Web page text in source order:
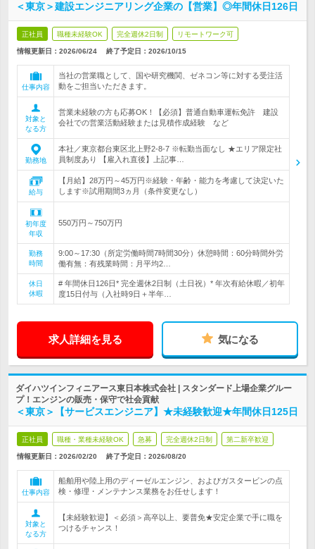
＜東京＞建設エンジニアリング企業の【営業】◎年間休日126日
正社員 職種未経験OK 完全週休2日制 リモートワーク可
情報更新日：2026/06/24 終了予定日： 2026/10/15
仕事内容
当社の営業職として、国や研究機関、ゼネコン等に対する受注活
動をご担当いただきます。
対象と
なる方
営業未経験の方も応募OK！【必須】普通自動車運転免許 建設
会社での営業活動経験または見積作成経験 など
勤務地
本社／東京都台東区北上野2-8-7 ※転勤当面なし ★エリア限定社
員制度あり 【雇入れ直後】上記事…
給与
【月給】28万円～45万円※経験・年齢・能力を考慮して決定いた
します※試用期間3ヵ月（条件変更なし）
初年度
年収
550万円～750万円
勤務
時間
9:00～17:30（所定労働時間7時間30分）休憩時間：60分時間外労
働有無：有残業時間：月平均2…
休日
休暇
# 年間休日126日* 完全週休2日制（土日祝）* 年次有給休暇／初年
度15日付与（入社時9日＋半年…
求人詳細を見る 気になる
ダイハツインフィニアース東日本株式会社 | スタンダード上場企業グルー
プ！エンジンの販売・保守で社会貢献
＜東京＞【サービスエンジニア】★未経験歓迎★年間休日125日
正社員 職種・業種未経験OK 急募 完全週休2日制 第二新卒歓迎
情報更新日：2026/02/20 終了予定日： 2026/08/20
仕事内容
船舶用や陸上用のディーゼルエンジン、およびガスタービンの点
検・修理・メンテナンス業務をお任せします！
対象と
なる方
【未経験歓迎】＜必須＞高卒以上、要普免★安定企業で手に職を
つけるチャンス！